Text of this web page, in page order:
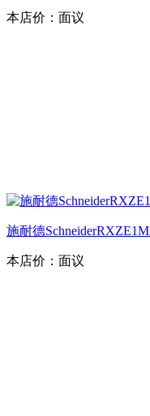
本店价： 面议
施耐德
本店价： 面议